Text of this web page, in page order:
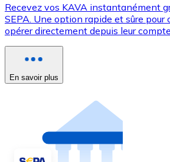
Recevez vos KAVA instantanément
SEPA. Une option rapide et sûre pour
opérer directement depuis leur
En savoir plus